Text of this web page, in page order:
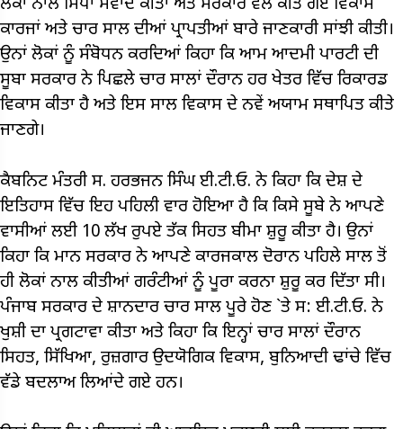
ਲੋਕਾਂ ਨਾਲ ਸਿੱਧਾ ਸੰਵਾਦ ਕੀਤਾ ਅਤੇ ਸਰਕਾਰ ਵਲੋਂ ਕੀਤੇ ਗਏ ਵਿਕਾਸ
ਕਾਰਜਾਂ ਅਤੇ ਚਾਰ ਸਾਲ ਦੀਆਂ ਪ੍ਰਾਪਤੀਆਂ ਬਾਰੇ ਜਾਣਕਾਰੀ ਸਾਂਝੀ ਕੀਤੀ।
ਉਨਾਂ ਲੋਕਾਂ ਨੂੰ ਸੰਬੋਧਨ ਕਰਦਿਆਂ ਕਿਹਾ ਕਿ ਆਮ ਆਦਮੀ ਪਾਰਟੀ ਦੀ
ਸੂਬਾ ਸਰਕਾਰ ਨੇ ਪਿਛਲੇ ਚਾਰ ਸਾਲਾਂ ਦੌਰਾਨ ਹਰ ਖੇਤਰ ਵਿੱਚ ਰਿਕਾਰਡ
ਵਿਕਾਸ ਕੀਤਾ ਹੈ ਅਤੇ ਇਸ ਸਾਲ ਵਿਕਾਸ ਦੇ ਨਵੇਂ ਅਯਾਮ ਸਥਾਪਿਤ ਕੀਤੇ
ਜਾਣਗੇ।
ਕੈਬਨਿਟ ਮੰਤਰੀ ਸ. ਹਰਭਜਨ ਸਿੰਘ ਈ.ਟੀ.ਓ. ਨੇ ਕਿਹਾ ਕਿ ਦੇਸ਼ ਦੇ
ਇਤਿਹਾਸ ਵਿੱਚ ਇਹ ਪਹਿਲੀ ਵਾਰ ਹੋਇਆ ਹੈ ਕਿ ਕਿਸੇ ਸੂਬੇ ਨੇ ਆਪਣੇ
ਵਾਸੀਆਂ ਲਈ 10 ਲੱਖ ਰੁਪਏ ਤੱਕ ਸਿਹਤ ਬੀਮਾ ਸ਼ੁਰੂ ਕੀਤਾ ਹੈ। ਉਨਾਂ
ਕਿਹਾ ਕਿ ਮਾਨ ਸਰਕਾਰ ਨੇ ਆਪਣੇ ਕਾਰਜਕਾਲ ਦੋਰਾਨ ਪਹਿਲੇ ਸਾਲ ਤੋਂ
ਹੀ ਲੋਕਾਂ ਨਾਲ ਕੀਤੀਆਂ ਗਰੰਟੀਆਂ ਨੂੰ ਪੂਰਾ ਕਰਨਾ ਸ਼ੁਰੂ ਕਰ ਦਿੱਤਾ ਸੀ।
ਪੰਜਾਬ ਸਰਕਾਰ ਦੇ ਸ਼ਾਨਦਾਰ ਚਾਰ ਸਾਲ ਪੂਰੇ ਹੋਣ `ਤੇ ਸ: ਈ.ਟੀ.ਓ. ਨੇ
ਖੁਸ਼ੀ ਦਾ ਪ੍ਰਗਟਾਵਾ ਕੀਤਾ ਅਤੇ ਕਿਹਾ ਕਿ ਇਨ੍ਹਾਂ ਚਾਰ ਸਾਲਾਂ ਦੌਰਾਨ
ਸਿਹਤ, ਸਿੱਖਿਆ, ਰੁਜ਼ਗਾਰ ਉਦਯੋਗਿਕ ਵਿਕਾਸ, ਬੁਨਿਆਦੀ ਢਾਂਚੇ ਵਿੱਚ
ਵੱਡੇ ਬਦਲਾਅ ਲਿਆਂਦੇ ਗਏ ਹਨ।